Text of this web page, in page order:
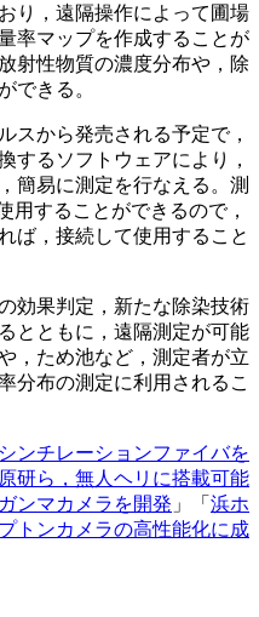
り，遠隔操作によって圃場
率マップを作成することが
射性物質の濃度分布や，除
できる。
スから発売される予定で，
するソフトウェアにより，
簡易に測定を行なえる。測
用することができるので，
ば，接続して使用すること
効果判定，新たな除染技術
とともに，遠隔測定が可能
，ため池など，測定者が立
分布の測定に利用されるこ
ンチレーションファイバを
原研ら，無人ヘリに搭載可能
ンマカメラを開発 」「 浜ホ
トンカメラの高性能化に成